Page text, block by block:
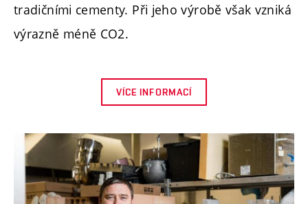
tradičními cementy. Při jeho výrobě však vzniká
výrazně méně CO2.
VÍCE INFORMACÍ